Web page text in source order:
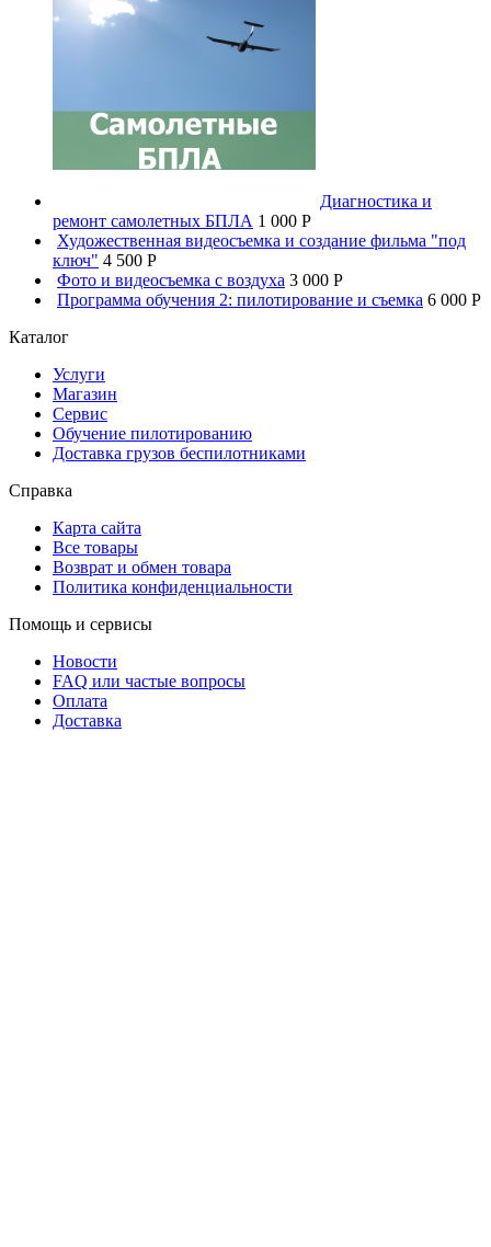
Диагностика и
ремонт самолетных БПЛА 1 000 P
Художественная видеосъемка и создание фильма "под
ключ" 4 500 P
Фото и видеосъемка с воздуха 3 000 P
Программа обучения 2: пилотирование и съемка 6 000 P
Каталог
Услуги
Магазин
Сервис
Обучение пилотированию
Доставка грузов беспилотниками
Справка
Карта сайта
Все товары
Возврат и обмен товара
Политика конфиденциальности
Помощь и сервисы
Новости
FAQ или частые вопросы
Оплата
Доставка